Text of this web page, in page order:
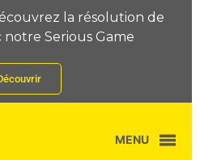
la résolution de
Serious Game
MENU